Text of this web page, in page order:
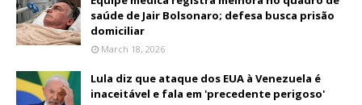
saúde de Jair Bolsonaro; defesa busca prisão
domiciliar
March 18, 2026
Lula diz que ataque dos EUA à Venezuela é
inaceitável e fala em 'precedente perigoso'